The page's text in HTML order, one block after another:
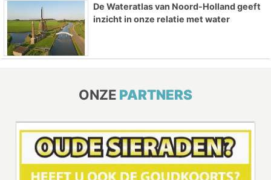
De Wateratlas van Noord-Holland geeft
inzicht in onze relatie met water
ONZE PARTNERS